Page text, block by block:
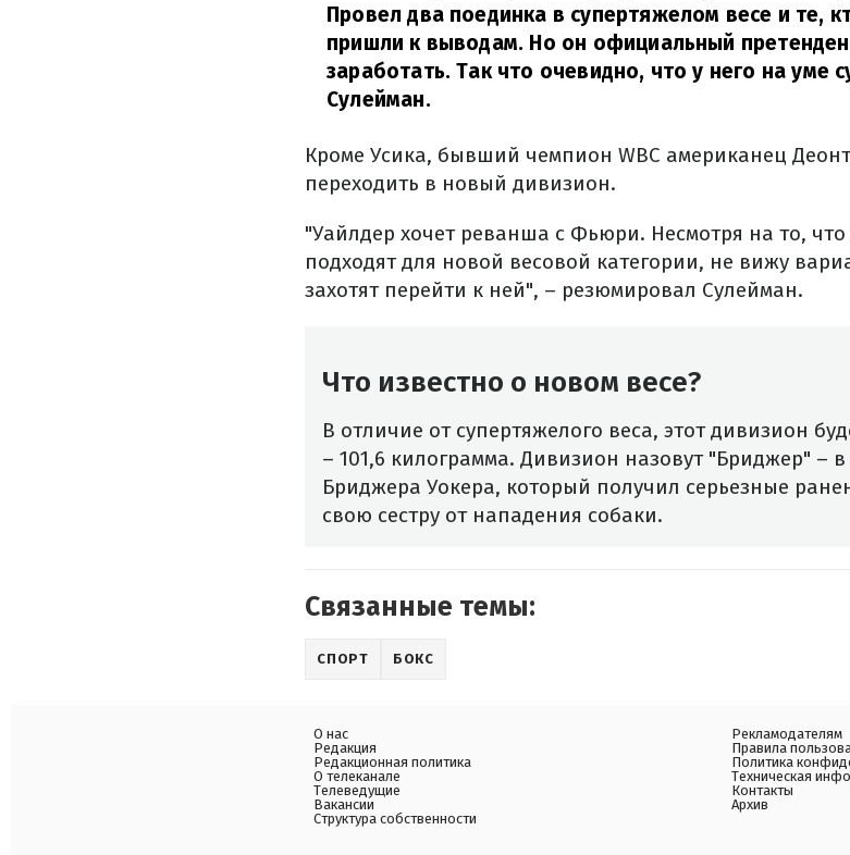
Провел два поединка в супертяжелом весе и те,
пришли к выводам. Но он официальный
заработать. Так что очевидно, что у него на уме
Сулейман.
Кроме Усика, бывший чемпион WBC американец
переходить в новый дивизион.
"Уайлдер хочет реванша с Фьюри. Несмотря на то,
подходят для новой весовой категории, не вижу
захотят перейти к ней", – резюмировал Сулейман.
Что известно о новом весе?
В отличие от супертяжелого веса, этот дивизион
– 101,6 килограмма. Дивизион назовут "Бриджер" –
Бриджера Уокера, который получил серьезные
свою сестру от нападения собаки.
Связанные темы:
СПОРТ БОКС
О нас
Редакция
Редакционная политика
О телеканале
Телеведущие
Вакансии
Структура собственности
Рекламодателям
Правила
Политика
Техническая
Контакты
Архив